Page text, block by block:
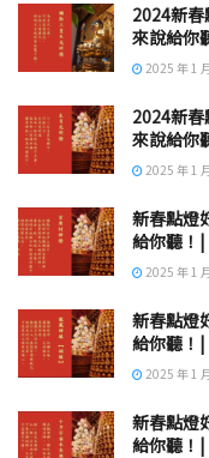
2024新
來說給你
2025 年 1
2024新
來說給你
2025 年 1
新春點燈
給你聽！
2025 年 1
新春點燈
給你聽！
2025 年 1
新春點燈
給你聽！